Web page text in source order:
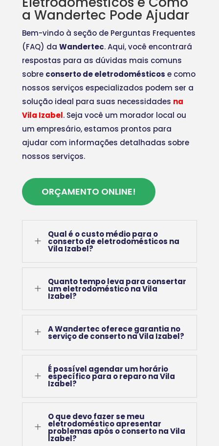
a Wandertec Pode Ajudar
Bem-vindo à seção de Perguntas Frequentes
(FAQ) da Wandertec. Aqui, você encontrará
respostas para as dúvidas mais comuns
sobre conserto de eletrodomésticos e como
nossos serviços especializados podem ser a
solução ideal para suas necessidades na
Vila Izabel. Seja você um morador local ou
um empresário, estamos prontos para
ajudar com informações detalhadas sobre
nossos serviços.
ORÇAMENTO ONLINE!
L
Qual é o custo médio para o
conserto de eletrodomésticos na
Vila Izabel?
L
Quanto tempo leva para consertar
um eletrodoméstico na Vila
Izabel?
L A Wandertec oferece garantia no
serviço de conserto na Vila Izabel?
L
É possível agendar um horário
específico para o reparo na Vila
Izabel?
L
O que devo fazer se meu
eletrodoméstico apresentar
problemas após o conserto na Vila
Izabel?